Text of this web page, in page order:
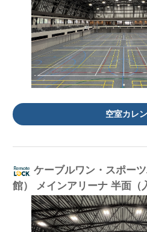
空室カレ
ケーブルワン・スポー
館） メインアリーナ 半面（